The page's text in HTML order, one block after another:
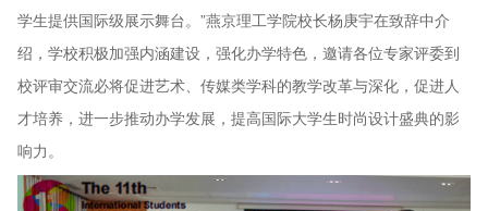
学生提供国际级展示舞台。”燕京理工学院校长杨庚宇在致辞中介
绍，学校积极加强内涵建设，强化办学特色，邀请各位专家评委到
校评审交流必将促进艺术、传媒类学科的教学改革与深化，促进人
才培养，进一步推动办学发展，提高国际大学生时尚设计盛典的影
响力。